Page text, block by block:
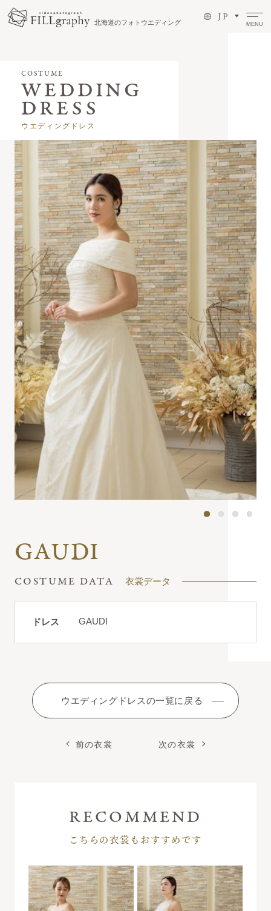
北海道のフォトウエディング
J P
MENU
COSTUME
ウエディングドレス
GAUDI
衣裳データ
ドレス GAUDI
前の衣裳
ウエディングドレスの一覧に戻る
次の衣裳
こちらの衣裳もおすすめです